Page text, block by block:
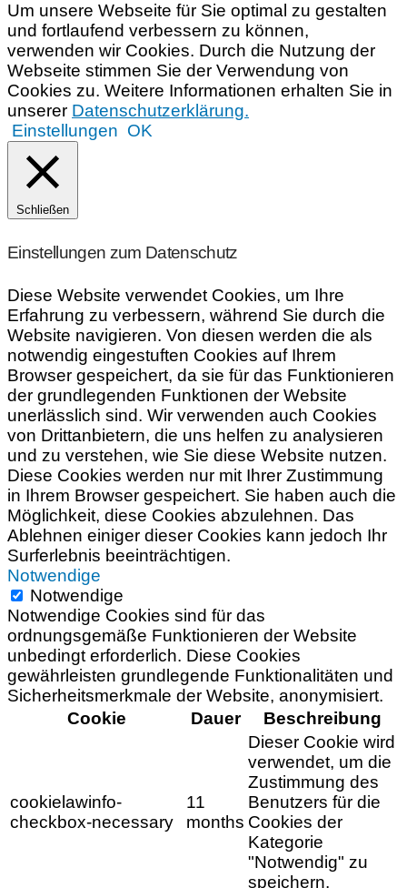
Um unsere Webseite für Sie optimal zu gestalten
und fortlaufend verbessern zu können,
verwenden wir Cookies. Durch die Nutzung der
Webseite stimmen Sie der Verwendung von
Cookies zu. Weitere Informationen erhalten Sie in
unserer Datenschutzerklärung.
Einstellungen OK
Schließen
Einstellungen zum Datenschutz
Diese Website verwendet Cookies, um Ihre
Erfahrung zu verbessern, während Sie durch die
Website navigieren. Von diesen werden die als
notwendig eingestuften Cookies auf Ihrem
Browser gespeichert, da sie für das Funktionieren
der grundlegenden Funktionen der Website
unerlässlich sind. Wir verwenden auch Cookies
von Drittanbietern, die uns helfen zu analysieren
und zu verstehen, wie Sie diese Website nutzen.
Diese Cookies werden nur mit Ihrer Zustimmung
in Ihrem Browser gespeichert. Sie haben auch die
Möglichkeit, diese Cookies abzulehnen. Das
Ablehnen einiger dieser Cookies kann jedoch Ihr
Surferlebnis beeinträchtigen.
Notwendige
Notwendige
Notwendige Cookies sind für das
ordnungsgemäße Funktionieren der Website
unbedingt erforderlich. Diese Cookies
gewährleisten grundlegende Funktionalitäten und
Sicherheitsmerkmale der Website, anonymisiert.
Cookie
Dauer Beschreibung
cookielawinfo-
checkbox-necessary
11
months
Dieser Cookie wird
verwendet, um die
Zustimmung des
Benutzers für die
Cookies der
Kategorie
"Notwendig" zu
speichern.